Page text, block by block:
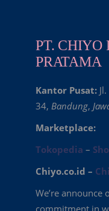
PT. CHIYO
PRATAMA
Kantor Pusat: Jl.
34, Bandung,
Marketplace:
Tokopedia –
Chiyo.co.id –
We’re
commitment in